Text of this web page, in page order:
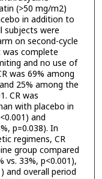
(>50 mg/m2)
in addition to
subjects were
on second-cycle
was complete
and no use of
was 69% among
25% among the
CR was
with placebo in
and
p=0.038). In
regimens, CR
group compared
vs. 33%, p<0.001),
and overall period